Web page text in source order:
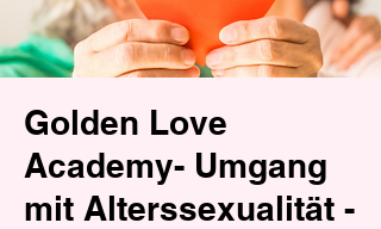
Golden Love
Academy- Umgang
mit Alterssexualität -